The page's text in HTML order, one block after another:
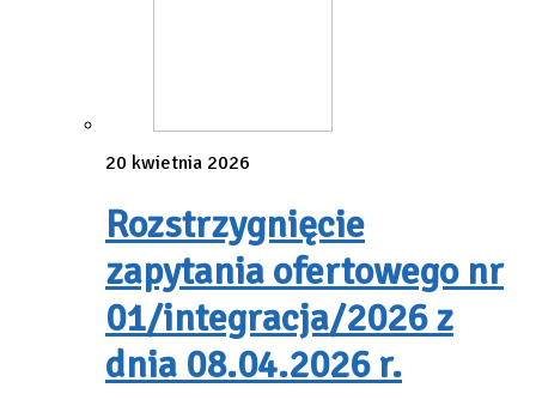
20 kwietnia 2026
Rozstrzygnięcie
zapytania ofertowego nr
01/integracja/2026 z
dnia 08.04.2026 r.